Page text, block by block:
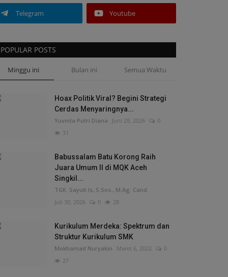
Telegram Youtube
POPULAR POSTS
Minggu ini Bulan ini Semua Waktu
Hoax Politik Viral? Begini Strategi
Cerdas Menyaringnya...
Yuvinta Putri Diana Juni 29, 2026
0
31
Babussalam Batu Korong Raih
Juara Umum II di MQK Aceh
Singkil...
TGK. Sayuti Is, S.Sos., M.Ag. Cand.
Juli 30, 2026
0 28
Kurikulum Merdeka: Spektrum dan
Struktur Kurikulum SMK
Mokhamad Nuryakin Maret 6, 2022
0
27